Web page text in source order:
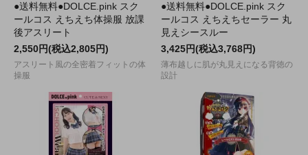
●送料無料●DOLCE.pink スク
ールコス えちえち体操服 放課
後アスリート
2,550円(税込2,805円)
アスリート風の全密着フィットの体
操服
●送料無料●DOLCE.pink スク
ールコス えちえちセーラー 丸
見えシースルー
3,425円(税込3,768円)
薄布越しに肌が丸見えになる背徳の
設計